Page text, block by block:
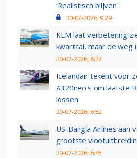
‘Realistisch blijven’
30-07-2026, 9:29
KLM laat verbetering
kwartaal, maar de weg
30-07-2026, 8:22
Icelandair tekent voor
A320neo's om laatste
lossen
30-07-2026, 6:52
US-Bangla Airlines aan
grootste
30-07-2026, 6:45